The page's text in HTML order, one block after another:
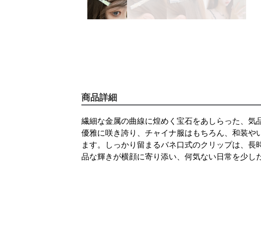
商品詳細
繊細な金属の曲線に煌めく宝石をあしらった、気
優雅に咲き誇り、チャイナ服はもちろん、和装や
ます。しっかり留まるバネ口式のクリップは、
品な輝きが横顔に寄り添い、何気ない日常を少し